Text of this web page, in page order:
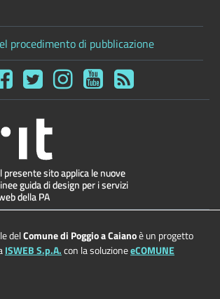
procedimento di pubblicazione
delComune di Poggio a Caianoè un progetto
ISWEB S.p.A.con la soluzioneeCOMUNE